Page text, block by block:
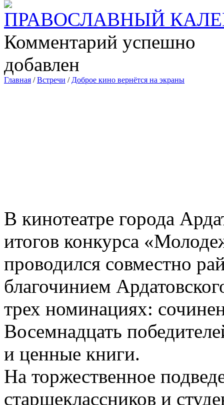
ПРАВОСЛАВНЫЙ
Комментарий успешно
добавлен
Главная /Встречи / Доброе кино вернётся на экраны
В кинотеатре города
итогов конкурса
проводился совместно
благочинием
трех номинациях:
Восемнадцать
и ценные книги.
На торжественное
старшеклассников и